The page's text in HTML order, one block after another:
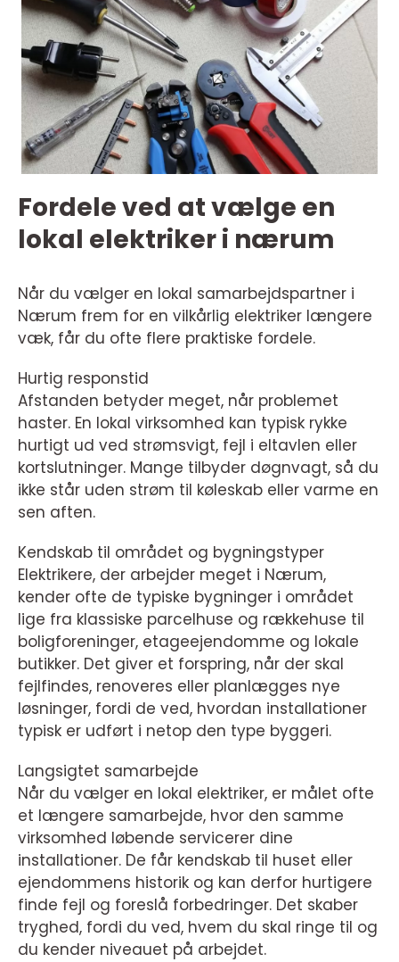
Fordele ved at vælge en
lokal elektriker i nærum
Når du vælger en lokal samarbejdspartner i
Nærum frem for en vilkårlig elektriker længere
væk, får du ofte flere praktiske fordele.
Hurtig responstid
Afstanden betyder meget, når problemet
haster. En lokal virksomhed kan typisk rykke
hurtigt ud ved strømsvigt, fejl i eltavlen eller
kortslutninger. Mange tilbyder døgnvagt, så du
ikke står uden strøm til køleskab eller varme en
sen aften.
Kendskab til området og bygningstyper
Elektrikere, der arbejder meget i Nærum,
kender ofte de typiske bygninger i området
lige fra klassiske parcelhuse og rækkehuse til
boligforeninger, etageejendomme og lokale
butikker. Det giver et forspring, når der skal
fejlfindes, renoveres eller planlægges nye
løsninger, fordi de ved, hvordan installationer
typisk er udført i netop den type byggeri.
Langsigtet samarbejde
Når du vælger en lokal elektriker, er målet ofte
et længere samarbejde, hvor den samme
virksomhed løbende servicerer dine
installationer. De får kendskab til huset eller
ejendommens historik og kan derfor hurtigere
finde fejl og foreslå forbedringer. Det skaber
tryghed, fordi du ved, hvem du skal ringe til og
du kender niveauet på arbejdet.